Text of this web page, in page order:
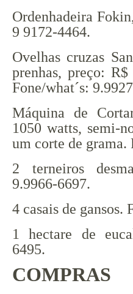
Ordenhadeira
9 9172-4464.
Ovelhas cruzas
prenhas, preço:
Fone/what´s:
Máquina de
1050 watts, semi-
um corte de grama.
2 terneiros
9.9966-6697.
4 casais de gansos.
1 hectare de
6495.
COMPRAS